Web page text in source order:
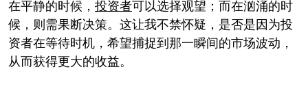
在平静的时候， 投资者可以选择观望；而在汹涌的时
候，则需果断决策。这让我不禁怀疑，是否是因为投
资者在等待时机，希望捕捉到那一瞬间的市场波动，
从而获得更大的收益。